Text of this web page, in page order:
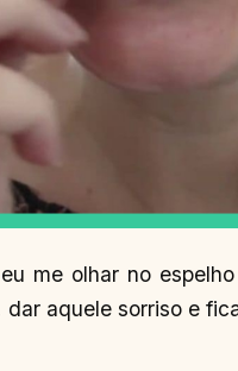
me olhar no
aquele sorriso e